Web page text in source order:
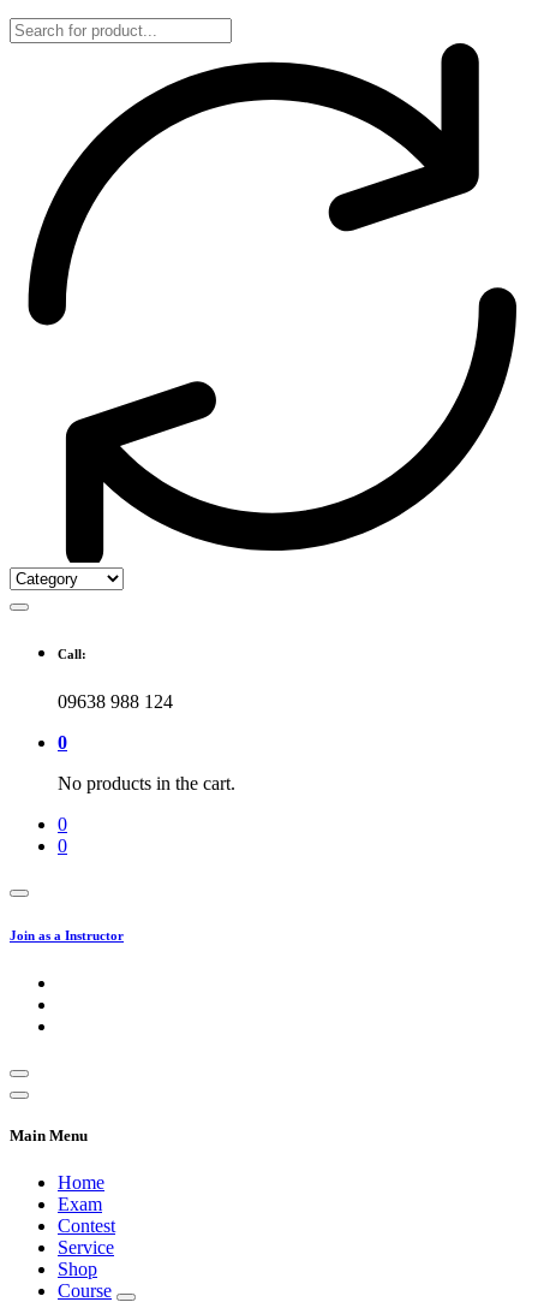
Call:
09638 988 124
0
No products in the cart.
0
0
Join as a Instructor
Main Menu
Home
Exam
Contest
Service
Shop
Course